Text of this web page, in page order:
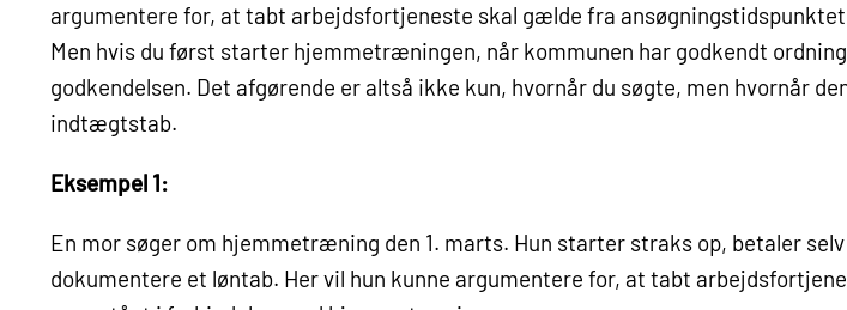
argumentere for, at tabt arbejdsfortjeneste skal gælde fra
Men hvis du først starter hjemmetræningen, når kommunen har godkendt
godkendelsen. Det afgørende er altså ikke kun, hvornår du søgte, men hvornår
indtægtstab.
Eksempel 1:
En mor søger om hjemmetræning den 1. marts. Hun starter straks op, betaler
dokumentere et løntab. Her vil hun kunne argumentere for, at tabt